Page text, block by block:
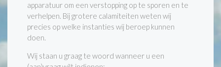
apparatuur om een verstopping op te sporen en te
verhelpen. Bij grotere calamiteiten weten wij
precies op welke instanties wij beroep kunnen
doen.
Wij staan u graag te woord wanneer u een